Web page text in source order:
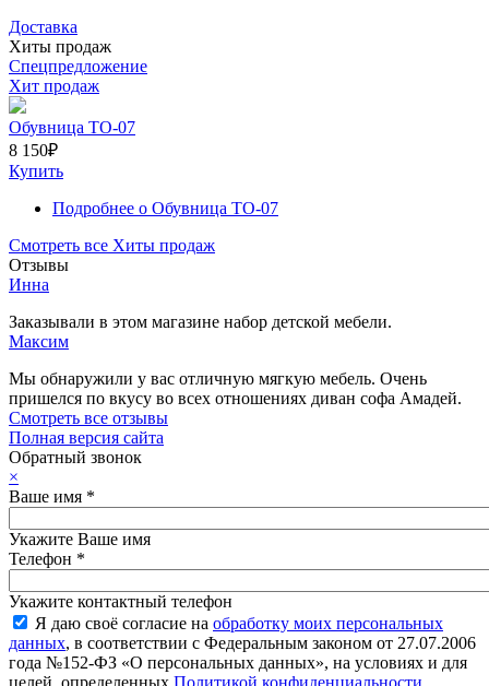
Доставка
Хиты продаж
Спецпредложение
Хит продаж
Обувница ТО-07
8 150₽
Купить
Подробнее о Обувница ТО-07
Смотреть все Хиты продаж
Отзывы
Инна
Заказывали в этом магазине набор детской мебели.
Максим
Мы обнаружили у вас отличную мягкую мебель. Очень
пришелся по вкусу во всех отношениях диван софа Амадей.
Смотреть все отзывы
Полная версия сайта
Обратный звонок
×
Ваше имя *
Укажите Ваше имя
Телефон *
Укажите контактный телефон
Я даю своё согласие на обработку моих персональных
данных, в соответствии с Федеральным законом от 27.07.2006
года №152-ФЗ «О персональных данных», на условиях и для
целей, определенных Политикой конфиденциальности